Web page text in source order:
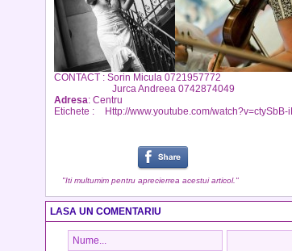
CONTACT : Sorin Micula 0721957772
Jurca Andreea 0742874049
Adresa: Centru
Etichete :
Http://www.youtube.com/watch?v=ctySbB-
"Iti multumim pentru aprecierrea acestui articol."
LASA UN COMENTARIU